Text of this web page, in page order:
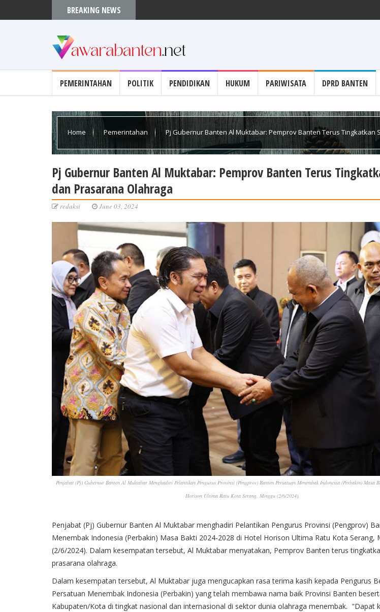
BREAKING NEWS
PEMERINTAHAN POLITIK PENDIDIKAN HUKUM PARIWISATA DPRD BANTEN
Home Pemerintahan Pj Gubernur Banten Al Muktabar: Pemprov Banten Terus Tingkatkan
Pj Gubernur Banten Al Muktabar: Pemprov Banten Terus
dan Prasarana Olahraga
redaksi June 03, 2024
Penjabat (Pj) Gubernur Banten Al Muktabar Menghadiri Pelantikan Pengurus Provinsi (Pengprov) Banten Persatuan Menembak Indonesia (Perbakin) Masa
Horison Ultima Ratu Kota Serang, Minggu (2/6/2024).
Penjabat (Pj) Gubernur Banten Al Muktabar menghadiri Pelantikan Pengurus Provinsi (Pengprov)
Menembak Indonesia (Perbakin) Masa Bakti 2024-2028 di Hotel Horison Ultima Ratu Kota Serang,
(2/6/2024). Dalam kesempatan tersebut, Al Muktabar menyatakan, Pemprov Banten terus
prasarana olahraga.
Dalam kesempatan tersebut, Al Muktabar juga mengucapkan rasa terima kasih kepada Pengurus
Persatuan Menembak Indonesia (Perbakin) yang telah membawa nama baik Provinsi Banten
Kabupaten/Kota di tingkat nasional dan internasional di sektor dunia olahraga menembak. "Dapat